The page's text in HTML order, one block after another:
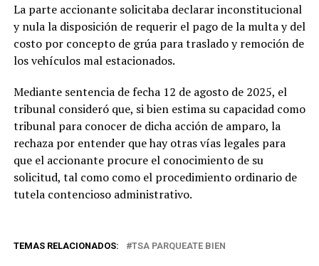
La parte accionante solicitaba declarar inconstitucional
y nula la disposición de requerir el pago de la multa y del
costo por concepto de grúa para traslado y remoción de
los vehículos mal estacionados.
Mediante sentencia de fecha 12 de agosto de 2025, el
tribunal consideró que, si bien estima su capacidad como
tribunal para conocer de dicha acción de amparo, la
rechaza por entender que hay otras vías legales para
que el accionante procure el conocimiento de su
solicitud, tal como como el procedimiento ordinario de
tutela contencioso administrativo.
TEMAS RELACIONADOS: TSA PARQUEATE BIEN